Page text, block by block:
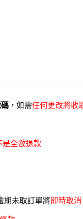
，如需任何更改將收
是全數退款
期未取訂單將即時取消